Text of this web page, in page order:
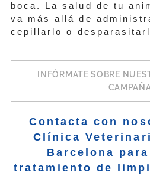
boca. La salud de tu
va más allá de
cepillarlo o
INFÓRMATE SOBRE
Contacta con
Clínica
Barcelona
tratamiento de